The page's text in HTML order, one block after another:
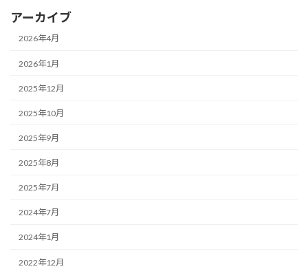
アーカイブ
2026年4月
2026年1月
2025年12月
2025年10月
2025年9月
2025年8月
2025年7月
2024年7月
2024年1月
2022年12月